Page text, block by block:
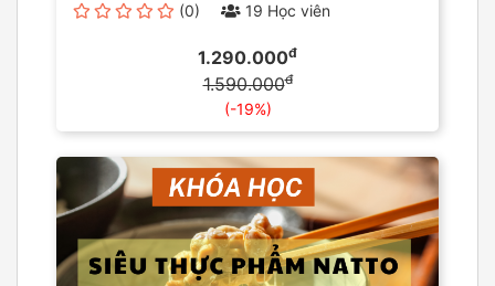
(0)
19 Học viên
1.290.000đ
1.590.000đ
(-19%)